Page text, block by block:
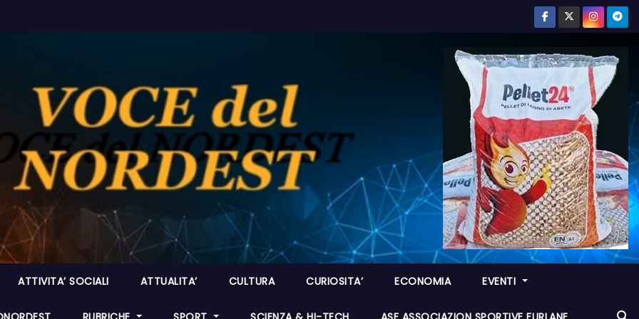
ATTIVITA’ SOCIALI ATTUALITA’ CULTURA CURIOSITA’ ECONOMIA EVENTI